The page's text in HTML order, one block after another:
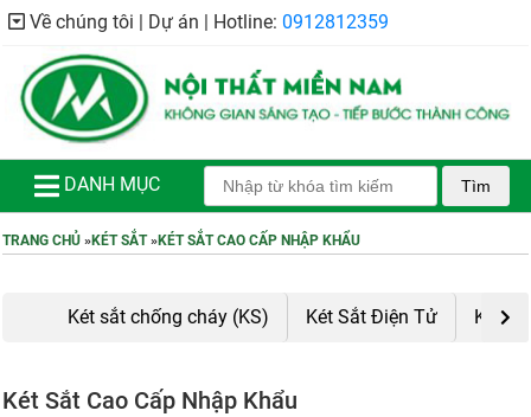
Về chúng tôi | Dự án | Hotline: 0912812359
DANH MỤC Tìm
TRANG CHỦ »KÉT SẮT»KÉT SẮT CAO CẤP NHẬP KHẨU
Két sắt chống cháy (KS) Két Sắt Điện Tử Két
Két Sắt Cao Cấp Nhập Khẩu